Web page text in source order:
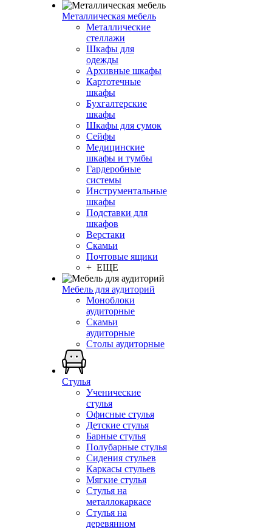
Металлическая мебель
Металлические
стеллажи
Шкафы для
одежды
Архивные шкафы
Картотечные
шкафы
Бухгалтерские
шкафы
Шкафы для сумок
Сейфы
Медицинские
шкафы и тумбы
Гардеробные
системы
Инструментальные
шкафы
Подставки для
шкафов
Верстаки
Скамьи
Почтовые ящики
+ ЕЩЕ
Мебель для аудиторий
Моноблоки
аудиторные
Скамьи
аудиторные
Столы аудиторные
Стулья
Ученические
стулья
Офисные стулья
Детские стулья
Барные стулья
Полубарные стулья
Сидения стульев
Каркасы стульев
Мягкие стулья
Стулья на
металлокаркасе
Стулья на
деревянном